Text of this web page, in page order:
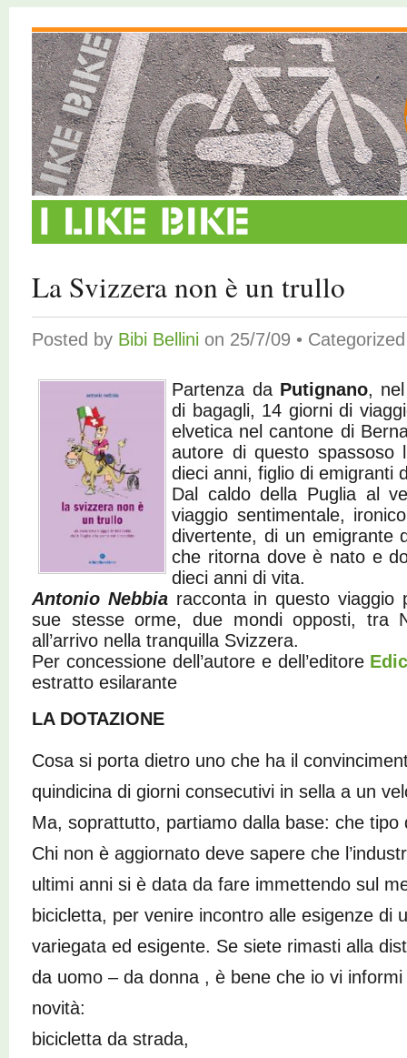
La Svizzera non è un trullo
Posted by Bibi Bellini on 25/7/09 •
Partenza da Putignano,
di bagagli, 14 giorni di
elvetica nel cantone di
autore di questo spassoso
dieci anni, figlio di emigranti
Dal caldo della Puglia al
viaggio sentimentale,
divertente, di un emigrante
che ritorna dove è nato e
dieci anni di vita.
Antonio Nebbiaracconta in questo viaggio
sue stesse orme, due mondi opposti, tra
all’arrivo nella tranquilla Svizzera.
Per concessione dell’autore e dell’editore
estratto esilarante
LA DOTAZIONE
Cosa si porta dietro uno che ha il
quindicina di giorni consecutivi in sella a un
Ma, soprattutto, partiamo dalla base: che tipo
Chi non è aggiornato deve sapere che
ultimi anni si è data da fare immettendo sul
bicicletta, per venire incontro alle esigenze di
variegata ed esigente. Se siete rimasti alla
da uomo – da donna , è bene che io vi
novità:
bicicletta da strada,